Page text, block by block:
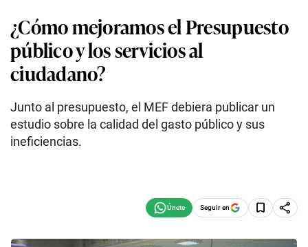
¿Cómo mejoramos el Presupuesto
público y los servicios al
ciudadano?
Junto al presupuesto, el MEF debiera publicar un
estudio sobre la calidad del gasto público y sus
ineficiencias.
Seguir en